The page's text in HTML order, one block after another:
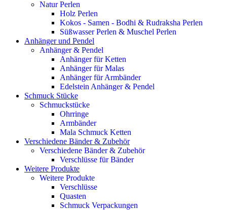
Natur Perlen
Holz Perlen
Kokos - Samen - Bodhi & Rudraksha Perlen
Süßwasser Perlen & Muschel Perlen
Anhänger und Pendel
Anhänger & Pendel
Anhänger für Ketten
Anhänger für Malas
Anhänger für Armbänder
Edelstein Anhänger & Pendel
Schmuck Stücke
Schmuckstücke
Ohrringe
Armbänder
Mala Schmuck Ketten
Verschiedene Bänder & Zubehör
Verschiedene Bänder & Zubehör
Verschlüsse für Bänder
Weitere Produkte
Weitere Produkte
Verschlüsse
Quasten
Schmuck Verpackungen